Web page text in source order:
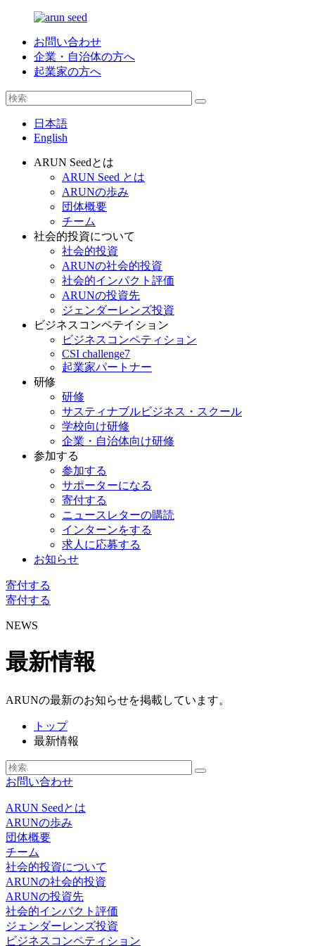
お問い合わせ
企業・自治体の方へ
起業家の方へ
日本語
English
ARUN Seedとは
ARUN Seed とは
ARUNの歩み
団体概要
チーム
社会的投資について
社会的投資
ARUNの社会的投資
社会的インパクト評価
ARUNの投資先
ジェンダーレンズ投資
ビジネスコンペテイション
ビジネスコンペティション
CSI challenge7
起業家パートナー
研修
研修
サスティナブルビジネス・スクール
学校向け研修
企業・自治体向け研修
参加する
参加する
サポーターになる
寄付する
ニュースレターの購読
インターンをする
求人に応募する
お知らせ
寄付する
寄付する
NEWS
最新情報
ARUNの最新のお知らせを掲載しています。
トップ
最新情報
お問い合わせ
ARUN Seedとは
ARUNの歩み
団体概要
チーム
社会的投資について
ARUNの社会的投資
ARUNの投資先
社会的インパクト評価
ジェンダーレンズ投資
ビジネスコンペティション